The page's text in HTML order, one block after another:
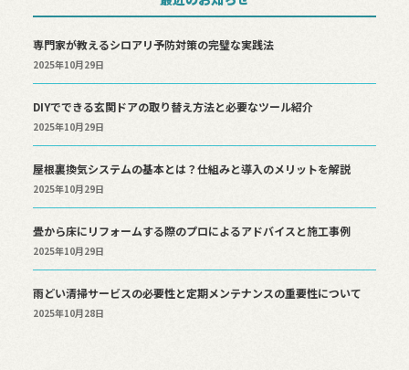
専門家が教えるシロアリ予防対策の完璧な実践法
2025年10月29日
DIYでできる玄関ドアの取り替え方法と必要なツール紹介
2025年10月29日
屋根裏換気システムの基本とは？仕組みと導入のメリットを解説
2025年10月29日
畳から床にリフォームする際のプロによるアドバイスと施工事例
2025年10月29日
雨どい清掃サービスの必要性と定期メンテナンスの重要性について
2025年10月28日